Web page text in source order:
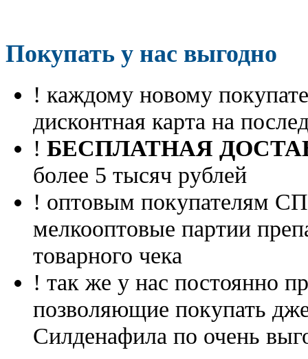
Покупать у нас выгодно
! каждому новому
дисконтная карта на
! БЕСПЛАТНАЯ
более 5 тысяч рублей
! оптовым покупателям
мелкооптовые партии
товарного чека
! так же у нас постоянно
позволяющие покупать
Силденафила по очень